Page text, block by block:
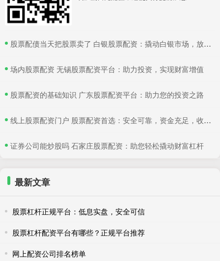
​股票配债当天把股票卖了 白银股票配资：撬动白银市场，放大收益空间
​场内股票配资 无锡股票配资平台：助力投资，实现财富增值
​股票配资的基础知识 广东股票配资平台：助力您的投资之路
​线上股票配资门户 股票配资首选：安全可靠，资金充足，收益丰厚
​证券公司能炒股吗 石家庄股票配资：助您轻松撬动财富杠杆
最新文章
股票杠杆正规平台：低息实盘，安全可信
股票杠杆配资平台有哪些？正规平台推荐
网上配资公司排名榜单